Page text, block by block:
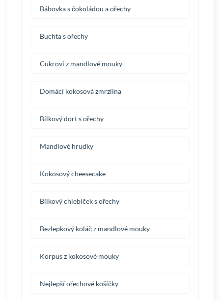
Bábovka s čokoládou a ořechy
Buchta s ořechy
Cukroví z mandlové mouky
Domácí kokosová zmrzlina
Bílkový dort s ořechy
Mandlové hrudky
Kokosový cheesecake
Bílkový chlebíček s ořechy
Bezlepkový koláč z mandlové mouky
Korpus z kokosové mouky
Nejlepší ořechové košíčky